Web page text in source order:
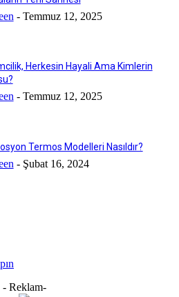
- Temmuz 12, 2025
Herkesin Hayali Ama Kimlerin
- Temmuz 12, 2025
Termos Modelleri Nasıldır?
- Şubat 16, 2024
- Reklam-